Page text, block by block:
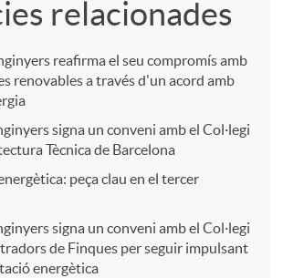
relacionades
reafirma el seu compromís amb
renovables a través d'un acord amb
signa un conveni amb el Col·legi
Tècnica de Barcelona
peça clau en el tercer
signa un conveni amb el Col·legi
de Finques per seguir impulsant
energètica